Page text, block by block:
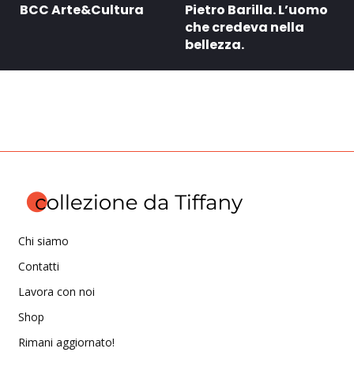
BCC Arte&Cultura
Pietro Barilla. L’uomo
che credeva nella
bellezza.
Chi siamo
Contatti
Lavora con noi
Shop
Rimani aggiornato!